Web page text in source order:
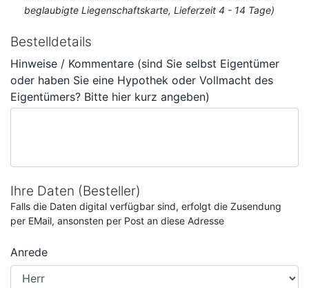
beglaubigte Liegenschaftskarte, Lieferzeit 4 - 14 Tage)
Bestelldetails
Hinweise / Kommentare (sind Sie selbst Eigentümer
oder haben Sie eine Hypothek oder Vollmacht des
Eigentümers? Bitte hier kurz angeben)
Ihre Daten (Besteller)
Falls die Daten digital verfügbar sind, erfolgt die Zusendung
per EMail, ansonsten per Post an diese Adresse
Anrede